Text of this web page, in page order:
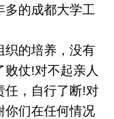
多的成都大学工
织的培养，没有
仗!对不起亲人
任，自行了断!对
你们在任何情况